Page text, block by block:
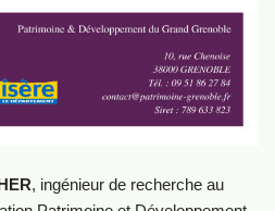
, ingénieur de recherche au